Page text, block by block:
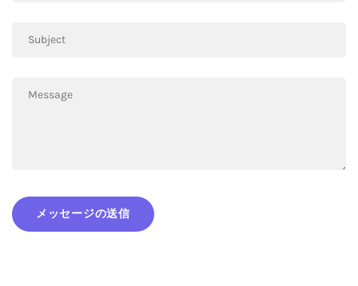
メッセージの送信